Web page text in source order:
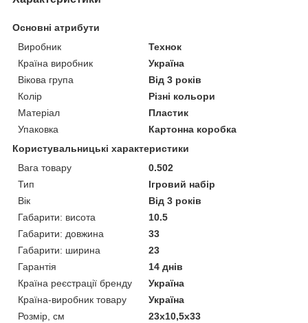
Основні атрибути
Виробник
Технок
Країна виробник
Україна
Вікова група
Від 3 років
Колір
Різні кольори
Матеріал
Пластик
Упаковка
Картонна коробка
Користувальницькі характеристики
Вага товару
0.502
Тип
Ігровий набір
Вік
Від 3 років
Габарити: висота
10.5
Габарити: довжина
33
Габарити: ширина
23
Гарантія
14 днів
Країна реєстрації бренду
Україна
Країна-виробник товару
Україна
Розмір, см
23х10,5х33